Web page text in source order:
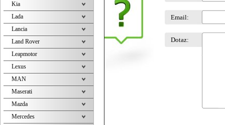
Email:
Dotaz:
Kia
Lada
Lancia
Land Rover
Leapmotor
Lexus
MAN
Maserati
Mazda
Mercedes